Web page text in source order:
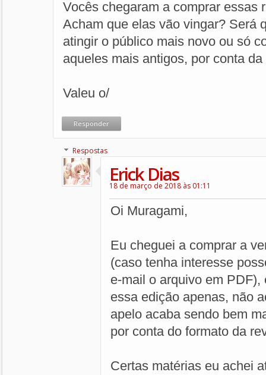
Vocês chegaram a comprar essas
Acham que elas vão vingar? Será
atingir o público mais novo ou só
aqueles mais antigos, por conta
Valeu o/
Responder
Respostas
Erick Dias
18 de março de 2018 às 01:11
Oi Muragami,
Eu cheguei a comprar a
(caso tenha interesse
e-mail o arquivo em
essa edição apenas, não
apelo acaba sendo bem
por conta do formato da
Certas matérias eu achei